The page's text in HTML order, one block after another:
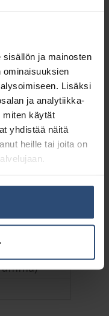
ja mainosten
ominaisuuksien
Lisäksi
ja analytiikka-
miten käytät
yhdistää näitä
heille tai joita on
ltk)